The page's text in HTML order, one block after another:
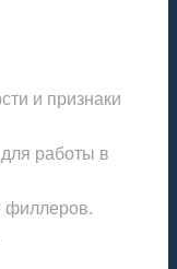
и признаки
работы в
филлеров.